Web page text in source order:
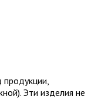
Эти изделия не